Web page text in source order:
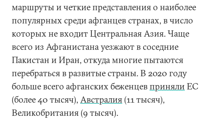
маршруты и четкие представления о наиболее
популярных среди афганцев странах, в число
которых не входит Центральная Азия. Чаще
всего из Афганистана уезжают в соседние
Пакистан и Иран, откуда многие пытаются
перебраться в развитые страны. В 2020 году
больше всего афганских беженцевпринялиЕС
(более 40 тысяч), Австралия(11 тысяч),
Великобритания (9 тысяч).